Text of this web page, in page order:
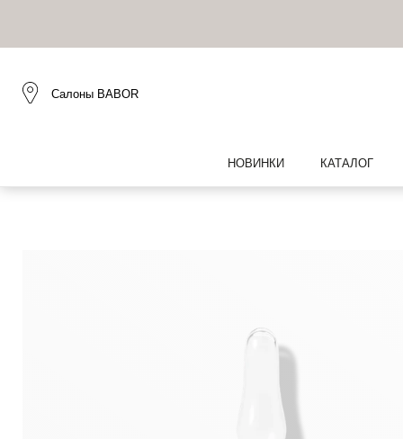
Салоны BABOR
НОВИНКИ КАТАЛОГ